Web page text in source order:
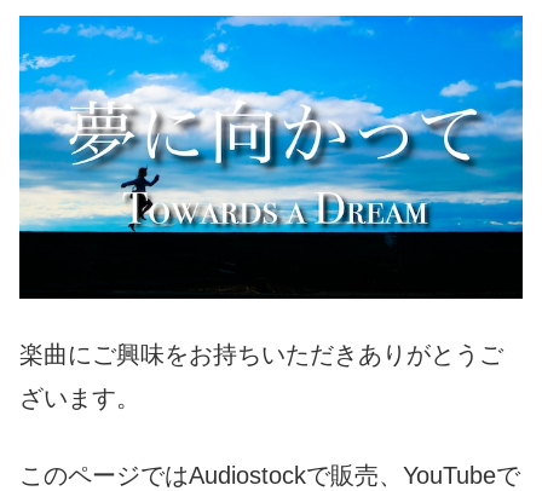
楽曲にご興味をお持ちいただきありがとうご
ざいます。
このページではAudiostockで販売、YouTubeで